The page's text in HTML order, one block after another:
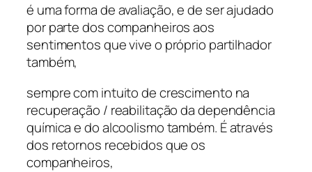
é uma forma de avaliação, e de ser ajudado
por parte dos companheiros aos
sentimentos que vive o próprio partilhador
também,
sempre com intuito de crescimento na
recuperação / reabilitação da dependência
química e do alcoolismo também. É através
dos retornos recebidos que os
companheiros,